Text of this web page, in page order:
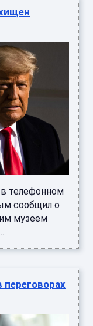
телефонном
сообщил о
музеем
переговорах